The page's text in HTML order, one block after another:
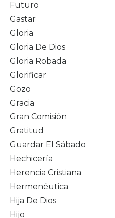
Futuro
Gastar
Gloria
Gloria De Dios
Gloria Robada
Glorificar
Gozo
Gracia
Gran Comisión
Gratitud
Guardar El Sábado
Hechicería
Herencia Cristiana
Hermenéutica
Hija De Dios
Hijo